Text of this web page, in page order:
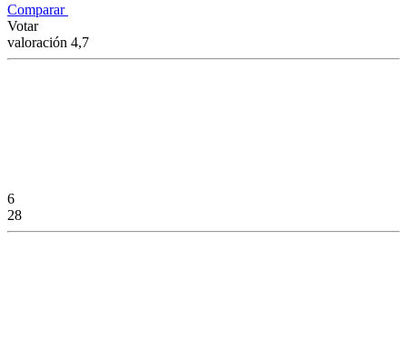
Comparar
Votar
valoración 4,7
6
28